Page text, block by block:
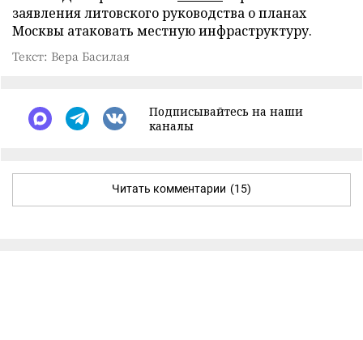
заявления литовского руководства о планах
Москвы атаковать местную инфраструктуру.
Текст: Вера Басилая
Подписывайтесь на наши
каналы
Читать комментарии (15)